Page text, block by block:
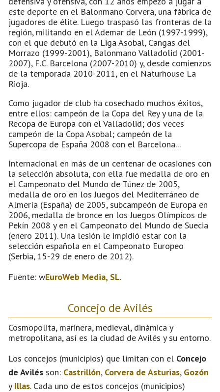
este deporte en el Balonmano Corvera, una fábrica de
jugadores de élite. Luego traspasó las fronteras de la
región, militando en el Ademar de León (1997-1999),
con el que debutó en la Liga Asobal, Cangas del
Morrazo (1999-2001), Balonmano Valladolid (2001-
2007), F.C. Barcelona (2007-2010) y, desde comienzos
de la temporada 2010-2011, en el Naturhouse La
Rioja.
Como jugador de club ha cosechado muchos éxitos,
entre ellos: campeón de la Copa del Rey y una de la
Recopa de Europa con el Valladolid; dos veces
campeón de la Copa Asobal; campeón de la
Supercopa de España 2008 con el Barcelona...
Internacional en más de un centenar de ocasiones con
la selección absoluta, con ella fue medalla de oro en
el Campeonato del Mundo de Túnez de 2005,
medalla de oro en los Juegos del Mediterráneo de
Almería (España) de 2005, subcampeón de Europa en
2006, medalla de bronce en los Juegos Olímpicos de
Pekín 2008 y en el Campeonato del Mundo de Suecia
(enero 2011). Una lesión le impidió estar con la
selección española en el Campeonato Europeo
(Serbia, 15-29 de enero de 2012).
Fuente: wEuroWeb Media, SL.
Concejo de Avilés
Cosmopolita, marinera, medieval, dinámica y
metropolitana, así es la ciudad de Avilés y su entorno.
Los concejos (municipios) que limitan con el Concejo
de Avilés son: Castrillón, Corvera de Asturias, Gozón
y Illas. Cada uno de estos concejos (municipios)